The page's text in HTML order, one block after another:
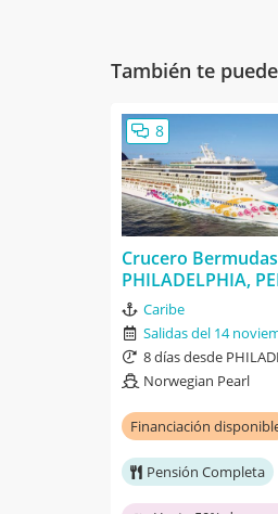
También te
8
Crucero
PHILADELPHIA,
Caribe
Salidas del 14
8 días desde
Norwegian Pearl
Financiación
Pensión Completa